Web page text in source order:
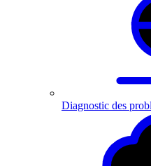
Diagnostic des